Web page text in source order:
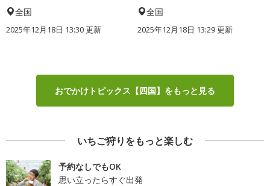
全国
2025年12月18日 13:30 更新
全国
2025年12月18日 13:29 更新
おでかけトピックス【四国】をもっと見る
いちご狩りをもっと楽しむ
予約なしでもOK
思い立ったらすぐ出発